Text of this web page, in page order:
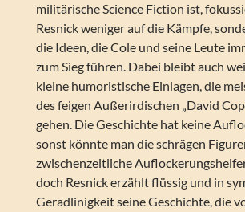
militärische Science Fiction ist,
Resnick weniger auf die Kämpfe,
die Ideen, die Cole und seine Leute
zum Sieg führen. Dabei bleibt auch
kleine humoristische Einlagen, die
des feigen Außerirdischen „David
gehen. Die Geschichte hat keine
sonst könnte man die schrägen
zwischenzeitliche
doch Resnick erzählt flüssig und in
Geradlinigkeit seine Geschichte, die